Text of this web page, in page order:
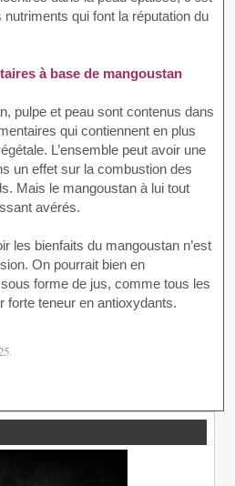
qui font la réputation du
à base de mangoustan
pulpe et peau sont contenus dans
qui contiennent en plus
L’ensemble peut avoir une
un effet sur la combustion des
Mais le mangoustan à lui tout
avérés.
les bienfaits du mangoustan n’est
On pourrait bien en
forme de jus, comme tous les
forte teneur en antioxydants.